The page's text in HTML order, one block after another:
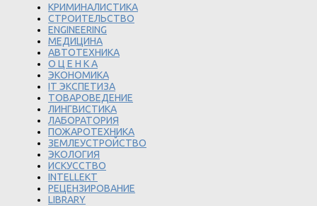
КРИМИНАЛИСТИКА
СТРОИТЕЛЬСТВО
ENGINEERING
МЕДИЦИНА
АВТОТЕХНИКА
О Ц Е Н К А
ЭКОНОМИКА
IT ЭКСПЕТИЗА
ТОВАРОВЕДЕНИЕ
ЛИНГВИСТИКА
ЛАБОРАТОРИЯ
ПОЖАРОТЕХНИКА
ЗЕМЛЕУСТРОЙСТВО
ЭКОЛОГИЯ
ИСКУССТВО
INTELLEKT
РЕЦЕНЗИРОВАНИЕ
LIBRARY